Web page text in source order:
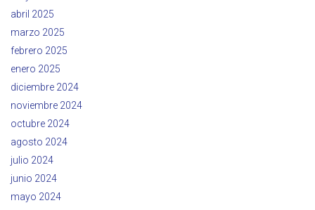
abril 2025
marzo 2025
febrero 2025
enero 2025
diciembre 2024
noviembre 2024
octubre 2024
agosto 2024
julio 2024
junio 2024
mayo 2024